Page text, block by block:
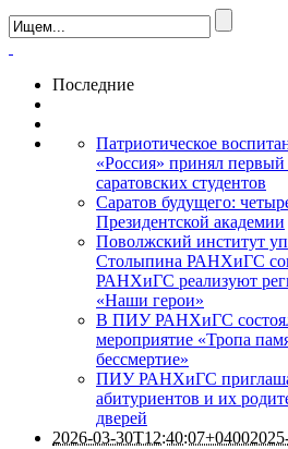
Последние
Патриотическое
«Россия» принял
саратовских студентов
Саратов будущего:
Президентской академии
Поволжский институт
Столыпина РАНХиГС
РАНХиГС реализуют
«Наши герои»
В ПИУ РАНХиГС
мероприятие «Тропа
бессмертие»
ПИУ РАНХиГС
абитуриентов и их
дверей
2026-03-30T12:40:07+0400